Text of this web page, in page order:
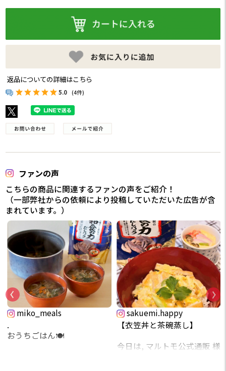
返品についての詳細はこちら
5.0 (4件)
ファンの声
こちらの商品に関連するファンの声をご紹介！
（一部弊社からの依頼により投稿していただいた広告が含
まれています。）
miko_meals
.
おうちごはん🍽️
sakuemi.happy
【衣笠丼と茶碗蒸し】
今日は, マルトモ公式通販 様